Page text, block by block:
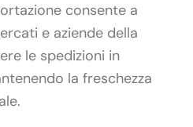
consente a
e aziende della
le spedizioni in
la freschezza